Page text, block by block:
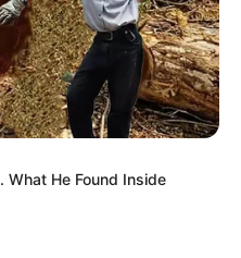
What He Found Inside